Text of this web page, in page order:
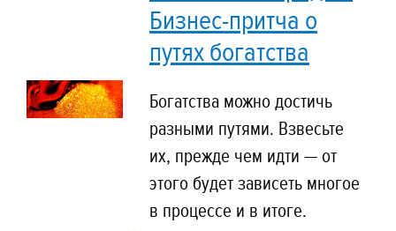
Бизнес-притча о
путях богатства
Богатства можно достичь
разными путями. Взвесьте
их, прежде чем идти — от
этого будет зависеть многое
в процессе и в итоге.